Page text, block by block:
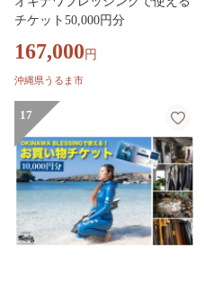
チケット50,000円分
167,000 円
沖縄県うるま市
17